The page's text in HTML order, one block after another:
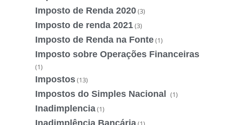
Imposto de Renda 2020(3)
Imposto de renda 2021(3)
Imposto de Renda na Fonte(1)
Imposto sobre Operações Financeiras
(1)
Impostos(13)
Impostos do Simples Nacional (1)
Inadimplencia(1)
Inadimplência Bancária